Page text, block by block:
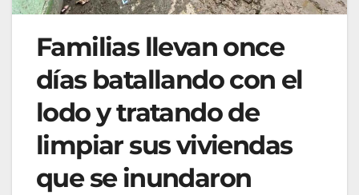
Familias llevan once
días batallando con el
lodo y tratando de
limpiar sus viviendas
que se inundaron